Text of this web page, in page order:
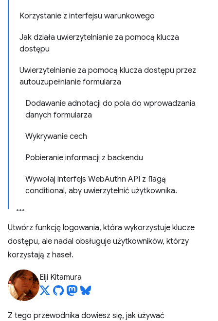
Korzystanie z interfejsu warunkowego
Jak działa uwierzytelnianie za pomocą klucza
dostępu
Uwierzytelnianie za pomocą klucza dostępu przez
autouzupełnianie formularza
Dodawanie adnotacji do pola do wprowadzania
danych formularza
Wykrywanie cech
Pobieranie informacji z backendu
Wywołaj interfejs WebAuthn API z flagą
conditional, aby uwierzytelnić użytkownika.
Utwórz funkcję logowania, która wykorzystuje klucze
dostępu, ale nadal obsługuje użytkowników, którzy
korzystają z haseł.
Eiji Kitamura
Z tego przewodnika dowiesz się, jak używać